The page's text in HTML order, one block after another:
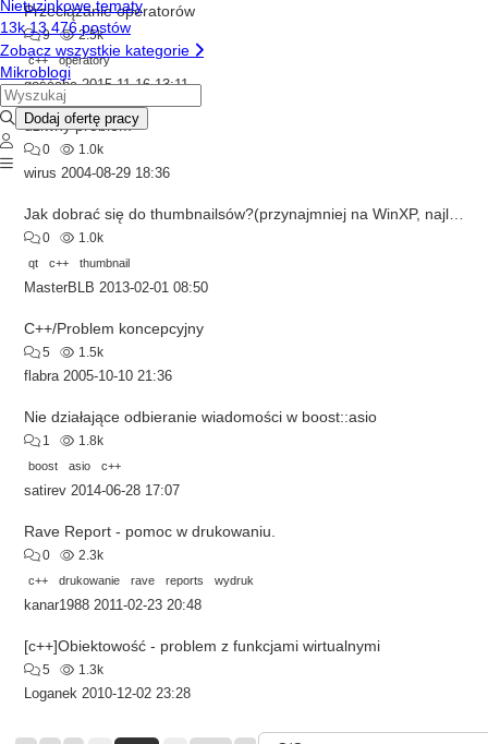
Przeciążanie operatorów
9
2.5k
c++
operatory
gośćabc 2015-11-16 13:11
dziwny problem
0 1.0k
wirus 2004-08-29 18:36
0
1.0k
qt
c++ thumbnail
MasterBLB 2013-02-01 08:50
C++/Problem koncepcyjny
5 1.5k
flabra 2005-10-10 21:36
Nie działające odbieranie wiadomości w boost::asio
1
1.8k
boost
asio c++
satirev 2014-06-28 17:07
Rave Report - pomoc w drukowaniu.
0
2.3k
c++
drukowanie rave reports wydruk
kanar1988 2011-02-23 20:48
[c++]Obiektowość - problem z funkcjami wirtualnymi
5 1.3k
Loganek 2010-12-02 23:28